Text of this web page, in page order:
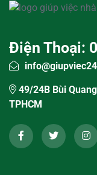
Điện Thoại:
49/24B Bùi
TPHCM